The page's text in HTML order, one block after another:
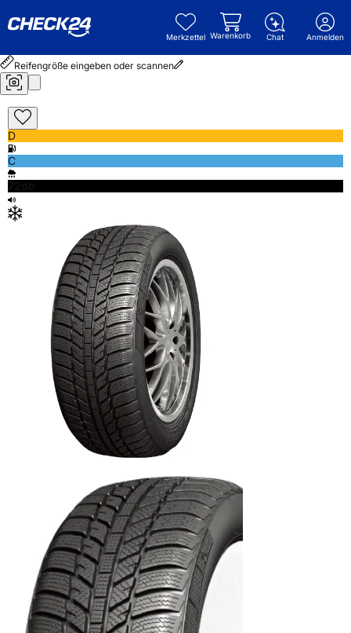
Merkzettel Warenkorb Chat Anmelden
Reifengröße eingeben oder scannen
D
C
72db